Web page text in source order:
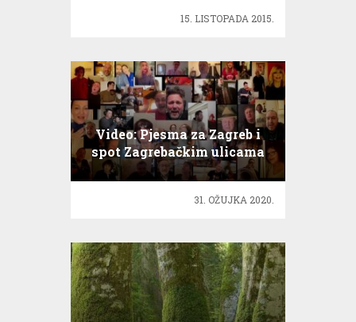
15. LISTOPADA 2015.
Video: Pjesma za Zagreb i
spot Zagrebačkim ulicama
31. OŽUJKA 2020.